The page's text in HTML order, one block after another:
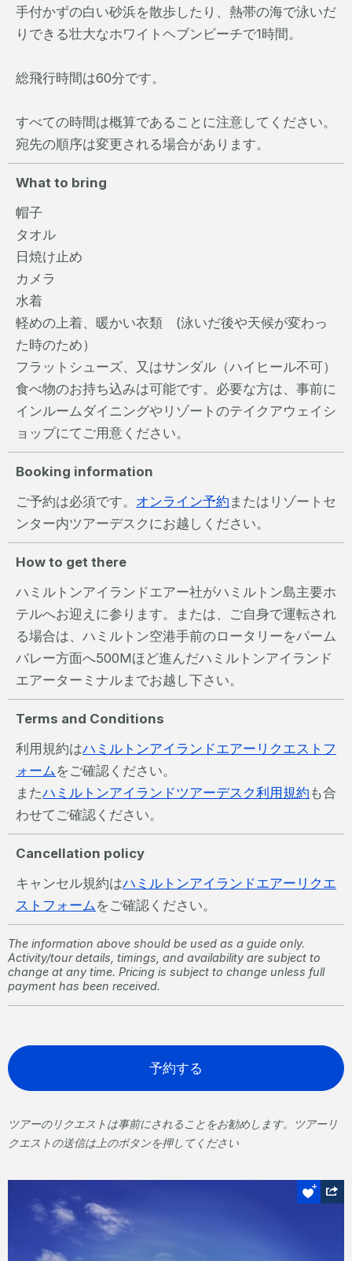
手付かずの白い砂浜を散歩したり、熱帯の海で泳いだ
りできる壮大なホワイトヘブンビーチで1時間。
総飛行時間は60分です。
すべての時間は概算であることに注意してください。
宛先の順序は変更される場合があります。
What to bring
帽子
タオル
日焼け止め
カメラ
水着
軽めの上着、暖かい衣類 (泳いだ後や天候が変わっ
た時のため）
フラットシューズ、又はサンダル（ハイヒール不可）
食べ物のお持ち込みは可能です。必要な方は、事前に
インルームダイニングやリゾートのテイクアウェイシ
ョップにてご用意ください。
Booking information
ご予約は必須です。 オンライン予約 またはリゾートセ
ンター内ツアーデスクにお越しください。
How to get there
ハミルトンアイランドエアー社がハミルトン島主要ホ
テルへお迎えに参ります。または、ご自身で運転され
る場合は、ハミルトン空港手前のロータリーをパーム
バレー方面へ500Mほど進んだハミルトンアイランド
エアーターミナルまでお越し下さい。
Terms and Conditions
利用規約はハミルトンアイランドエアーリクエストフ
ォームをご確認ください。
またハミルトンアイランドツアーデスク利用規約 も合
わせてご確認ください。
Cancellation policy
キャンセル規約はハミルトンアイランドエアーリクエ
ストフォームをご確認ください。
The information above should be used as a guide only.
Activity/tour details, timings, and availability are subject to
change at any time. Pricing is subject to change unless full
payment has been received.
予約する
ツアーのリクエストは事前にされることをお勧めします。ツアーリ
クエストの送信は上のボタンを押してください